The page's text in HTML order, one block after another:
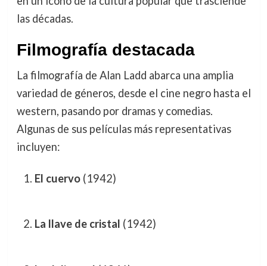
las décadas.
Filmografía destacada
La filmografía de Alan Ladd abarca una amplia
variedad de géneros, desde el cine negro hasta el
western, pasando por dramas y comedias.
Algunas de sus películas más representativas
incluyen:
El cuervo(1942)
La llave de cristal (1942)